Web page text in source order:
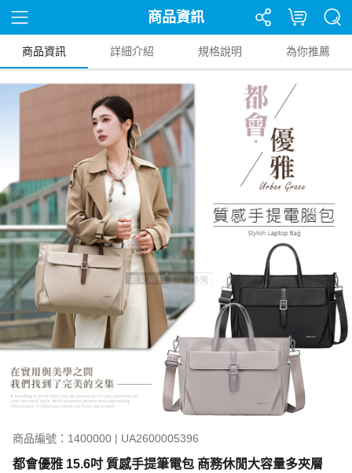
商品資訊
商品資訊 詳細介紹 規格說明 為你推薦
商品編號：1400000 | UA2600005396
都會優雅 15.6吋 質感手提筆電包 商務休閒大容量多夾層